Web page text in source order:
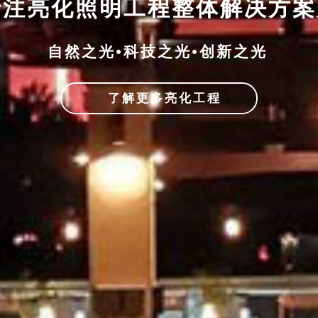
亮化照明工程整体解决方
自然之光•科技之光•创新之光
了解更多亮化工程